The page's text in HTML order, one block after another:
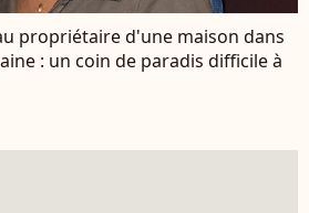
propriétaire d'une maison dans
: un coin de paradis difficile à